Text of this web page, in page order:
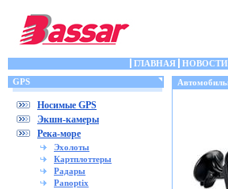
ГЛАВНАЯ НОВОСТИ
GPS
Носимые GPS
Экшн-камеры
Река-море
Эхолоты
Картплоттеры
Радары
Panoptix